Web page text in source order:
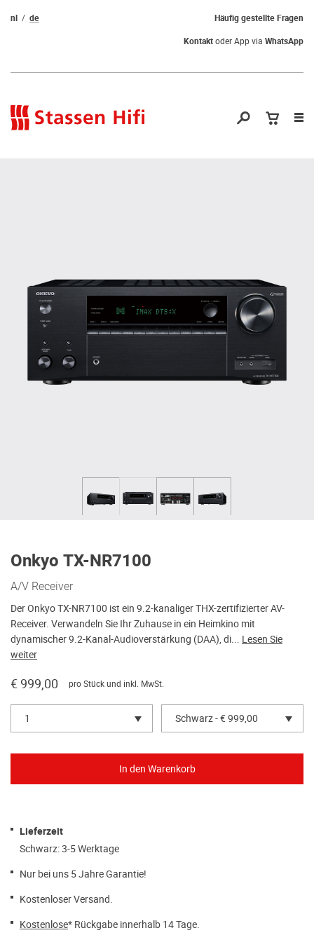
Häufig gestellte Fragen
nl
de
Kontaktoder App via WhatsApp
Onkyo TX-NR7100
A/V Receiver
Der Onkyo TX-NR7100 ist ein 9.2-kanaliger THX-zertifizierter AV-
Receiver. Verwandeln Sie Ihr Zuhause in ein Heimkino mit
dynamischer 9.2-Kanal-Audioverstärkung (DAA), di... Lesen Sie
weiter
€ 999,00 pro Stück und inkl. MwSt.
1 Schwarz - € 999,00
Lieferzeit
Schwarz: 3-5 Werktage
Nur bei uns 5 Jahre Garantie!
Kostenloser Versand.
Kostenlose* Rückgabe innerhalb 14 Tage.